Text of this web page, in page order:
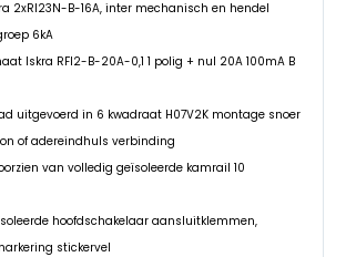
2xRI23N-B-16A, inter mechanisch en hendel
6kA
Iskra RFI2-B-20A-0,1 1 polig + nul 20A 100mA B
uitgevoerd in 6 kwadraat H07V2K montage snoer
of adereindhuls verbinding
van volledig geïsoleerde kamrail 10
hoofdschakelaar aansluitklemmen,
stickervel